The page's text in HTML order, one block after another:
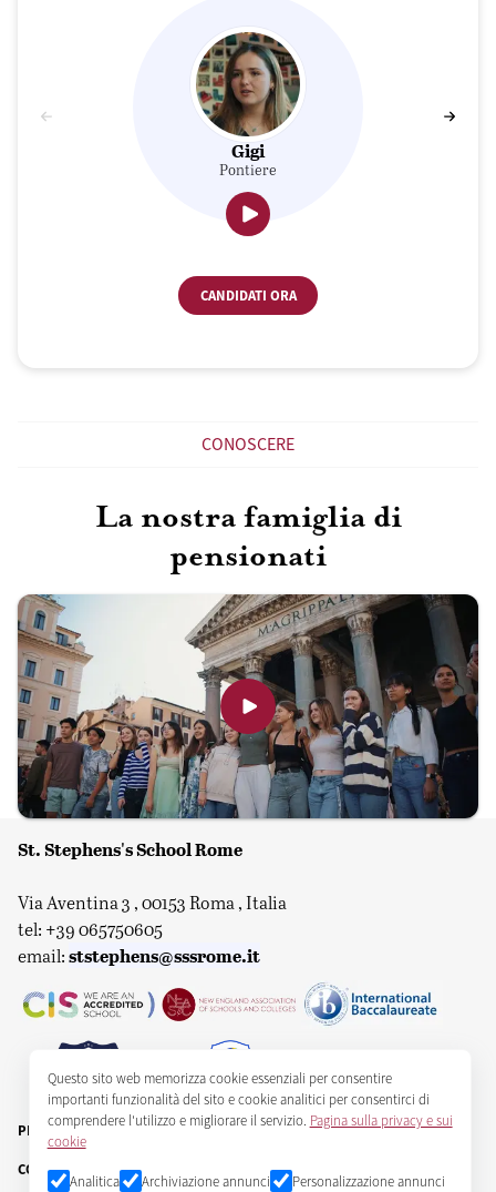
Questo sito web memorizza cookie essenziali per consentire
importanti funzionalità del sito e cookie analitici per consentirci di
comprendere l'utilizzo e migliorare il servizio. Pagina sulla privacy e sui
cookie
Analitica Archiviazione annunci Personalizzazione annunci
Gigi
Pontiere
CANDIDATI ORA
CONOSCERE
La nostra famiglia di
pensionati
St. Stephens's School Rome
Via Aventina 3 , 00153 Roma , Italia
tel: +39 065750605
email:ststephens@sssrome.it
PRIVACY E COOKIE
COPYRIGHT ST STEPHEN'S SCHOOL CORPORATION 2025